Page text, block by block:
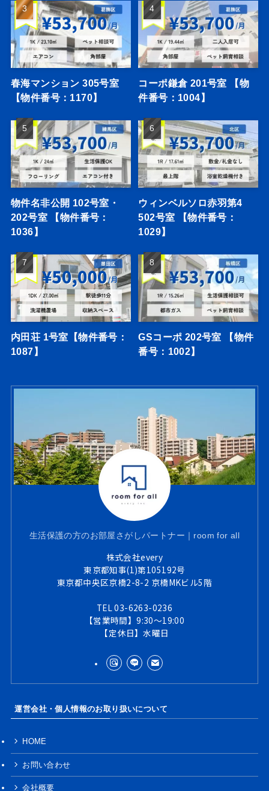
春海マンション 305号室
【物件番号：1170】
コーポ鎌倉 201号室 【物
件番号：1004】
物件名非公開 102号室・
202号室 【物件番号：
1036】
ウィンベルソロ赤羽第4
502号室 【物件番号：
1029】
内田荘 1号室【物件番号：
1087】
GSコーポ 202号室 【物件
番号：1002】
生活保護の方のお部屋さがしパートナー｜room for all
株式会社every
東京都知事(1)第105192号
東京都中央区京橋2-8-2 京橋MKビル5階
TEL 03-6263-0236
【営業時間】9:30～19:00
【定休日】水曜日
運営会社・個人情報のお取り扱いについて
HOME
お問い合わせ
会社概要